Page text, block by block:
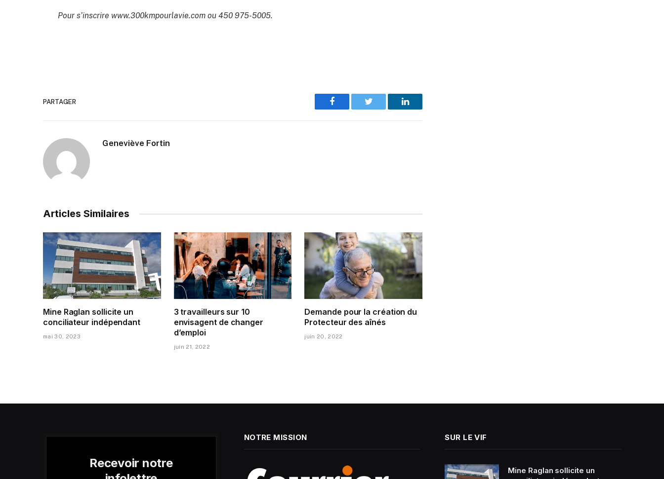
Pour s’inscrire www.300kmpourlavie.com ou 450 975-5005.
PARTAGER
Facebook Twitter LinkedIn
Geneviève Fortin
Articles Similaires
Mine Raglan sollicite un
conciliateur indépendant
mai 30, 2023
3 travailleurs sur 10
envisagent de changer
d’emploi
juin 21, 2022
Demande pour la création du
Protecteur des aînés
juin 20, 2022
Recevoir notre
NOTRE MISSION SUR LE VIF
Mine Raglan sollicite un